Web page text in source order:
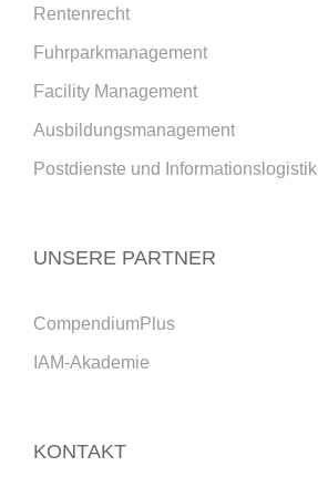
Rentenrecht
Fuhrparkmanagement
Facility Management
Ausbildungsmanagement
Postdienste und Informationslogistik
UNSERE PARTNER
CompendiumPlus
IAM-Akademie
KONTAKT